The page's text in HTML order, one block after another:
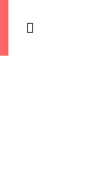
SCHARFE